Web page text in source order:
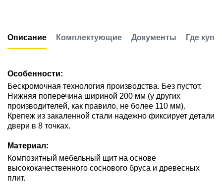
Описание Комплектующие Документы Где
Особенности:
Бескромочная технология производства. Без пустот.
Нижняя поперечина шириной 200 мм (у других
производителей, как правило, не более 110 мм).
Крепеж из закаленной стали надежно фиксирует детали
двери в 8 точках.
Материал:
Композитный мебельный щит на основе
высококачественного соснового бруса и древесных
плит.